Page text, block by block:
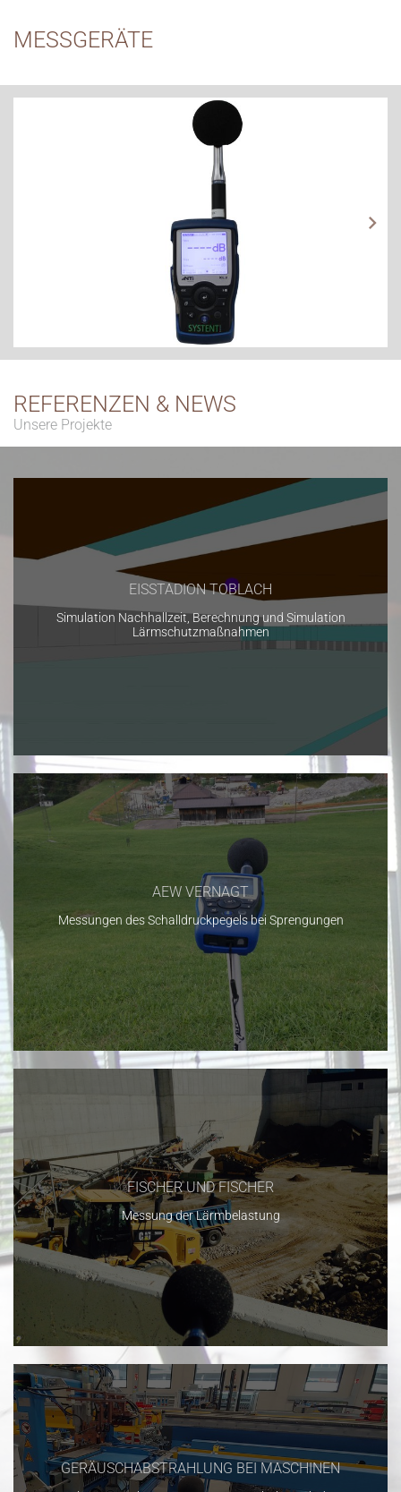
MESSGERÄTE
REFERENZEN & NEWS
Unsere Projekte
EISSTADION TOBLACH
Simulation Nachhallzeit, Berechnung und Simulation
Lärmschutzmaßnahmen
AEW VERNAGT
Messungen des Schalldruckpegels bei Sprengungen
FISCHER UND FISCHER
Messung der Lärmbelastung
GERÄUSCHABSTRAHLUNG BEI MASCHINEN